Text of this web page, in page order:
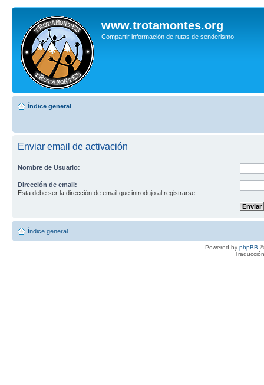
www.trotamontes.org
Compartir información de rutas de senderismo
Índice general
Enviar email de activación
Nombre de Usuario:
Dirección de email:
Esta debe ser la dirección de email que introdujo al registrarse.
Índice general
Powered by phpBB